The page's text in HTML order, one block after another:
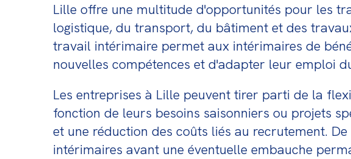
Lille offre une multitude d'opportunités pour les
logistique, du transport, du bâtiment et des
travail intérimaire permet aux intérimaires de
nouvelles compétences et d'adapter leur emploi
Les entreprises à Lille peuvent tirer parti de la
fonction de leurs besoins saisonniers ou projets
et une réduction des coûts liés au recrutement.
intérimaires avant une éventuelle embauche